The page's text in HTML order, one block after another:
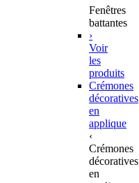
Fenêtres
battantes
›
Voir
les
produits
Crémones
décoratives
en
applique
‹
Crémones
décoratives
en